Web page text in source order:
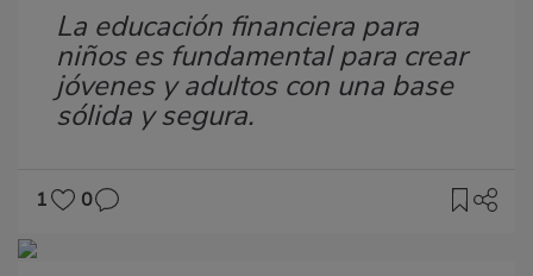
Subtítulo
La educación financiera para
niños es fundamental para crear
jóvenes y adultos con una base
sólida y segura.
1
0
Imagen